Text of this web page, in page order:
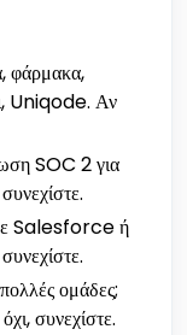
φάρμακα,
Uniqode. Αν
SOC 2 για
Salesforce ή
ομάδες;
συνεχίστε.